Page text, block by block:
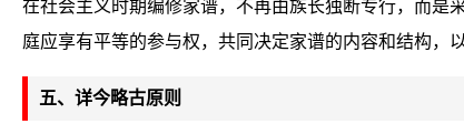
在社会主义时期编修家谱，不再由族长独断专行，而是
庭应享有平等的参与权，共同决定家谱的内容和结构，
五、详今略古原则